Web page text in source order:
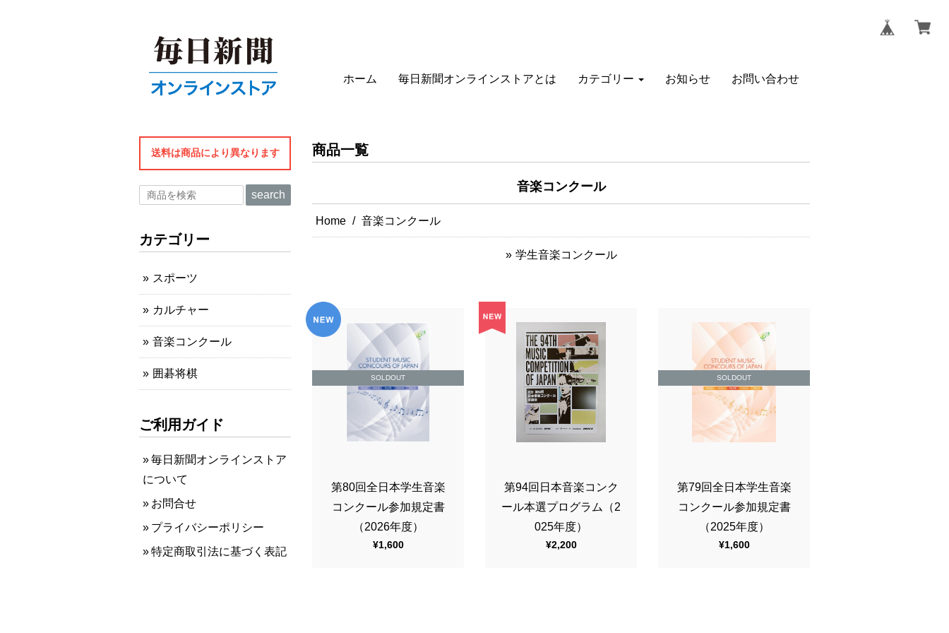
ホーム 毎日新聞オンラインストアとは カテゴリー お知らせ お問い合わせ
商品一覧
音楽コンクール
Home 音楽コンクール
学生音楽コンクール
SOLDOUT
第80回全日本学生音楽
コンクール参加規定書
（2026年度）
¥1,600
第94回日本音楽コンク
ール本選プログラム（2
025年度）
¥2,200
SOLDOUT
第79回全日本学生音楽
コンクール参加規定書
（2025年度）
¥1,600
送料は商品により異なります
search
カテゴリー
スポーツ
カルチャー
音楽コンクール
囲碁将棋
ご利用ガイド
毎日新聞オンラインストア
について
お問合せ
プライバシーポリシー
特定商取引法に基づく表記